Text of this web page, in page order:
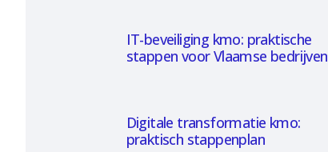
IT-beveiliging kmo: praktische
stappen voor Vlaamse bedrijven
Digitale transformatie kmo:
praktisch stappenplan